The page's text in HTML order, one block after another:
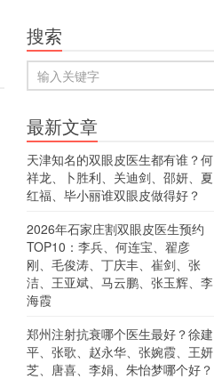
搜索
最新文章
天津知名的双眼皮医生都有谁？何
祥龙、卜胜利、关迪剑、邵妍、夏
红福、毕小丽谁双眼皮做得好？
2026年石家庄割双眼皮医生预约
TOP10：李兵、何连宝、翟彦
刚、毛俊涛、丁庆丰、崔剑、张
洁、王亚斌、马云鹏、张玉辉、李
海霞
郑州注射抗衰哪个医生最好？徐建
平、张歌、赵永华、张婉霞、王妍
芝、唐喜、李娟、朱怡梦哪个好？